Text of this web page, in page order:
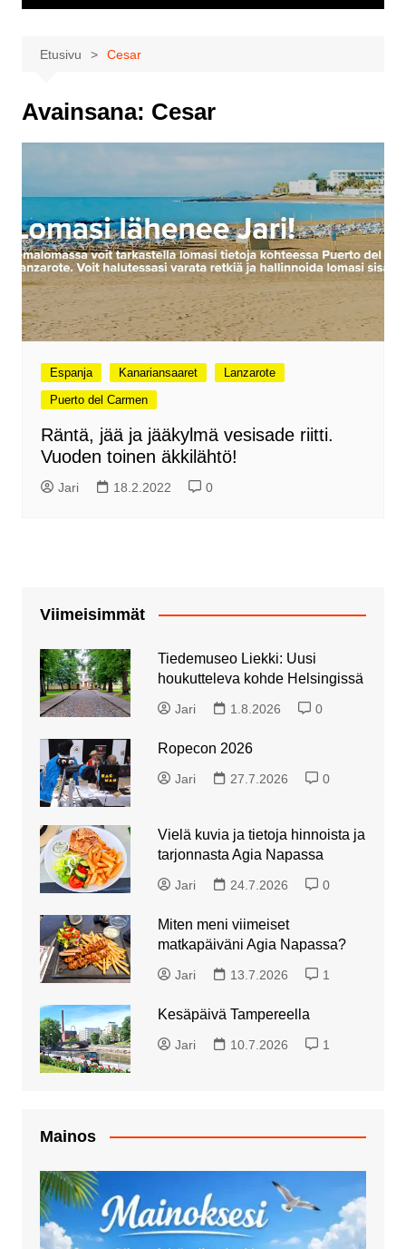
Etusivu Cesar
Avainsana: Cesar
Espanja Kanariansaaret
Lanzarote
Puerto del Carmen
Räntä, jää ja jääkylmä vesisade riitti.
Vuoden toinen äkkilähtö!
Jari 18.2.2022 0
Viimeisimmät
Tiedemuseo Liekki: Uusi
houkutteleva kohde Helsingissä
Jari 1.8.2026 0
Ropecon 2026
Jari 27.7.2026 0
Vielä kuvia ja tietoja hinnoista ja
tarjonnasta Agia Napassa
Jari 24.7.2026 0
Miten meni viimeiset
matkapäiväni Agia Napassa?
Jari 13.7.2026 1
Kesäpäivä Tampereella
Jari 10.7.2026 1
Mainos